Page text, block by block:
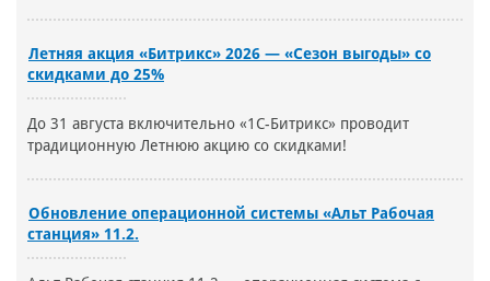
Летняя акция «Битрикс» 2026 — «Сезон выгоды» со
скидками до 25%
До 31 августа включительно «1С-Битрикс» проводит
традиционную Летнюю акцию со скидками!
Обновление операционной системы «Альт Рабочая
станция» 11.2.